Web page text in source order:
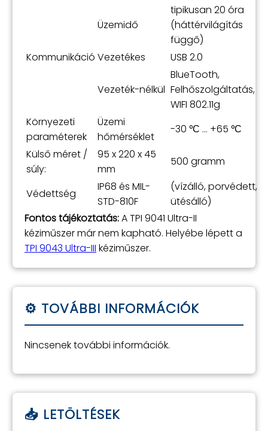
Üzemidő
tipikusan 20 óra
(háttérvilágítás
függő)
Kommunikáció Vezetékes USB 2.0
Vezeték-nélkül
BlueTooth,
Felhőszolgáltatás,
WIFI 802.11g
Környezeti
paraméterek
Üzemi
hőmérséklet
-30 °С ... +65 °С
Külső méret /
súly:
95 x 220 x 45
mm
500 gramm
Védettség
IP68 és MIL-
STD-810F
(vízálló, porvédett,
ütésálló)
Fontos tájékoztatás:A TPI 9041 Ultra-II
kéziműszer már nem kapható. Helyébe lépett a
TPI 9043 Ultra-III kéziműszer.
Nincsenek további információk.